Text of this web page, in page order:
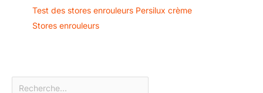
Test des stores enrouleurs Persilux crème
Stores enrouleurs